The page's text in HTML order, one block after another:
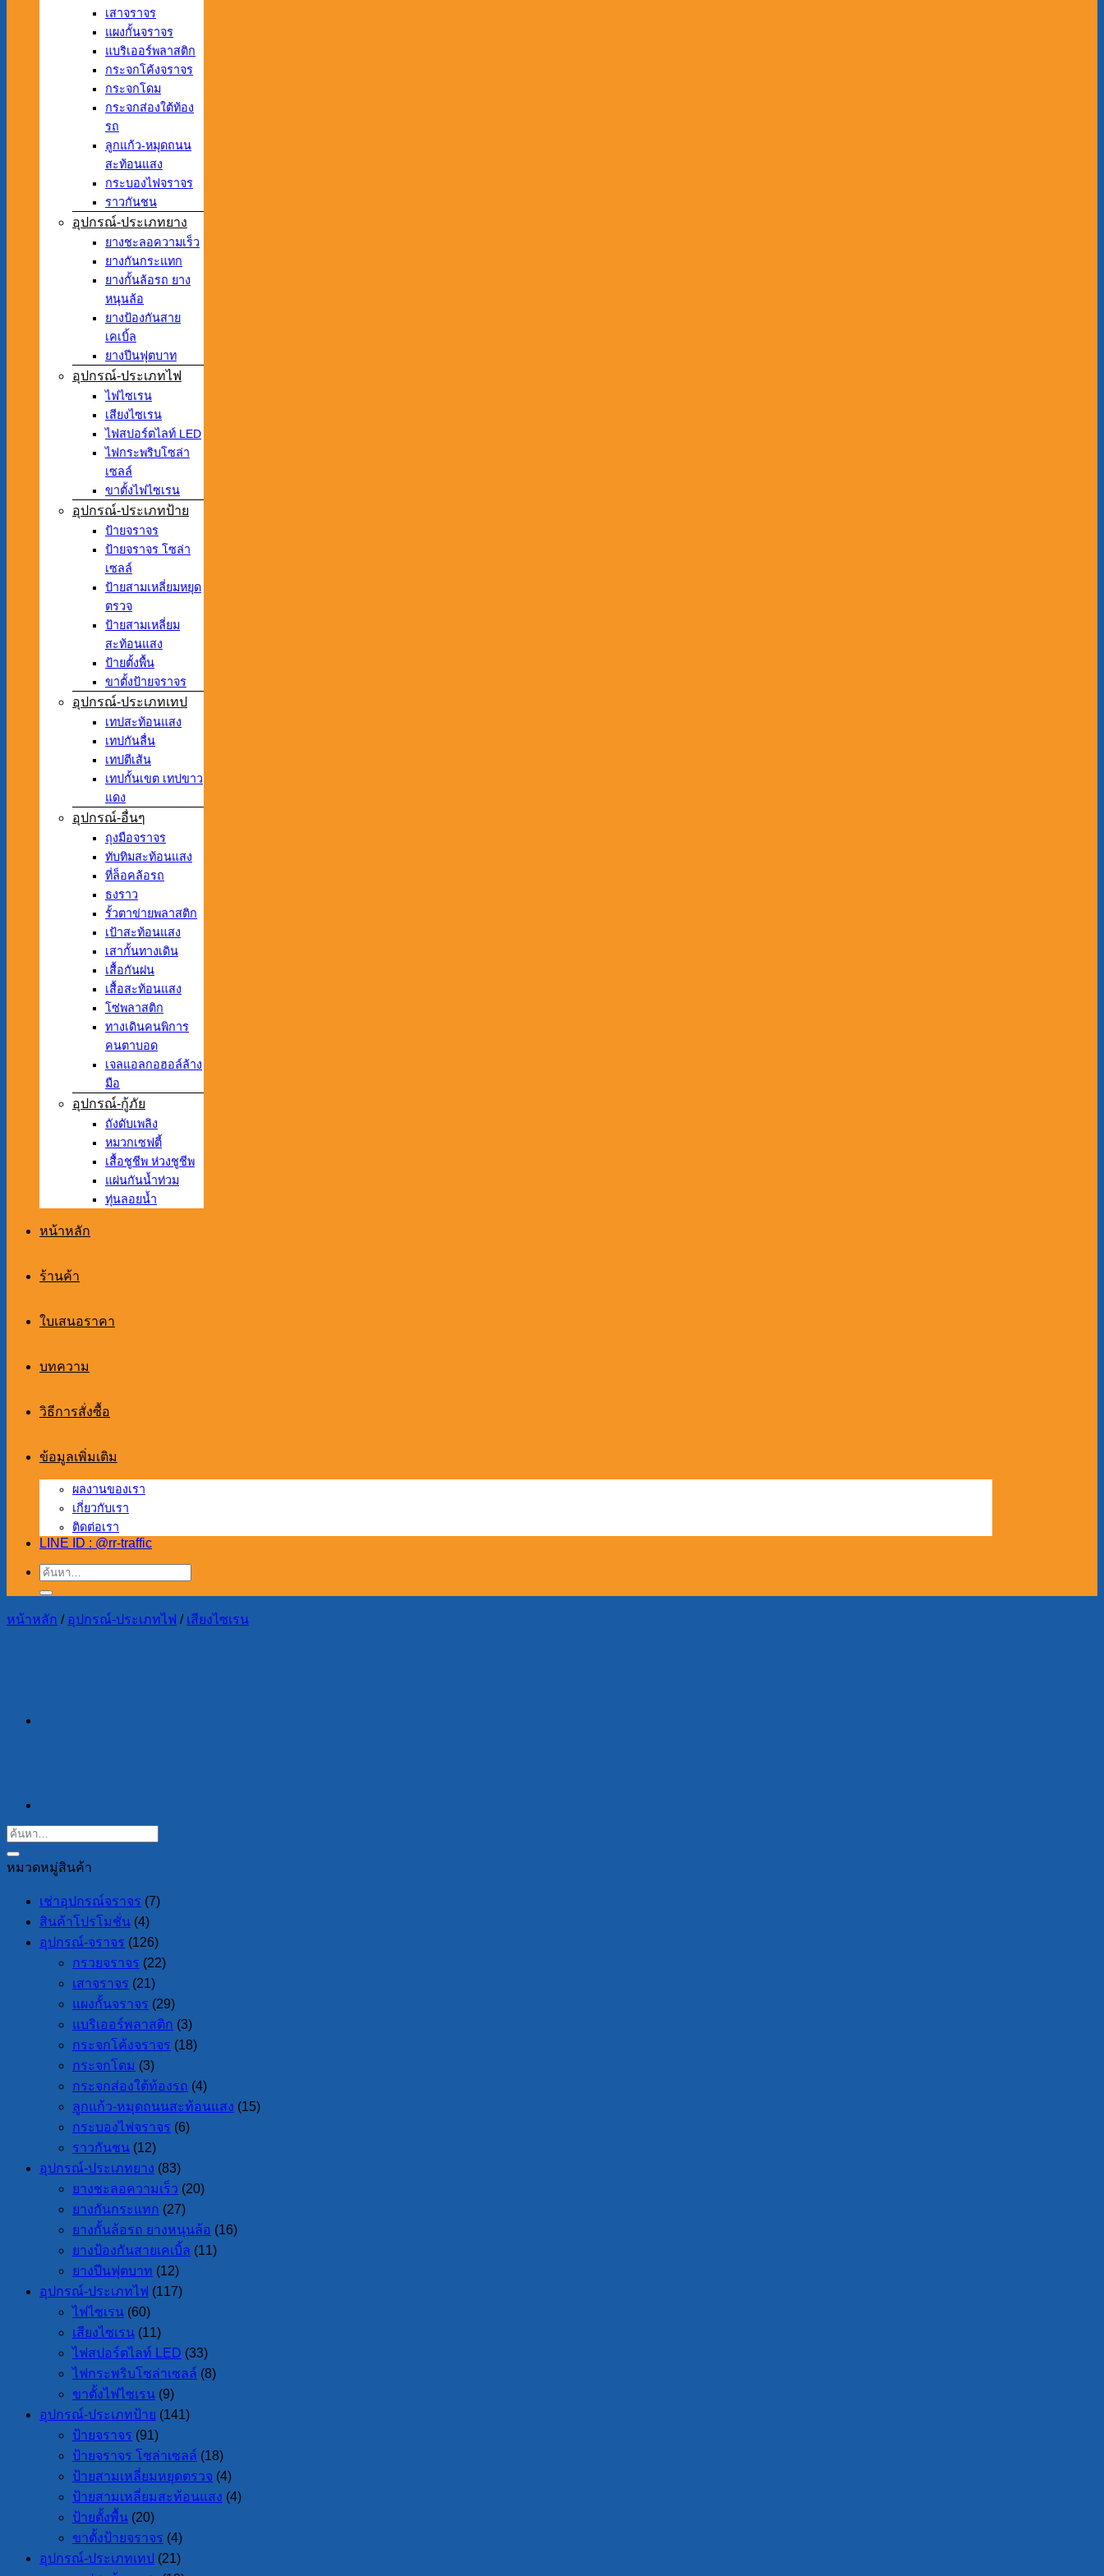
เสาจราจร
แผงกั้นจราจร
แบริเออร์พลาสติก
กระจกโค้งจราจร
กระจกโดม
กระจกส่องใต้ท้อง
รถ
ลูกแก้ว-หมุดถนน
สะท้อนแสง
กระบองไฟจราจร
ราวกันชน
อุปกรณ์-ประเภทยาง
ยางชะลอความเร็ว
ยางกันกระแทก
ยางกั้นล้อรถ ยาง
หนุนล้อ
ยางป้องกันสาย
เคเบิ้ล
ยางปีนฟุตบาท
อุปกรณ์-ประเภทไฟ
ไฟไซเรน
เสียงไซเรน
ไฟสปอร์ตไลท์ LED
ไฟกระพริบโซล่า
เซลล์
ขาตั้งไฟไซเรน
อุปกรณ์-ประเภทป้าย
ป้ายจราจร
ป้ายจราจร โซล่า
เซลล์
ป้ายสามเหลี่ยมหยุด
ตรวจ
ป้ายสามเหลี่ยม
สะท้อนแสง
ป้ายตั้งพื้น
ขาตั้งป้ายจราจร
อุปกรณ์-ประเภทเทป
เทปสะท้อนแสง
เทปกันลื่น
เทปตีเส้น
เทปกั้นเขต เทปขาว
แดง
อุปกรณ์-อื่นๆ
ถุงมือจราจร
ทับทิมสะท้อนแสง
ที่ล็อคล้อรถ
ธงราว
รั้วตาข่ายพลาสติก
เป้าสะท้อนแสง
เสากั้นทางเดิน
เสื้อกันฝน
เสื้อสะท้อนแสง
โซ่พลาสติก
ทางเดินคนพิการ
คนตาบอด
เจลแอลกอฮอล์ล้าง
มือ
อุปกรณ์-กู้ภัย
ถังดับเพลิง
หมวกเซฟตี้
เสื้อชูชีพ ห่วงชูชีพ
แผ่นกันน้ำท่วม
ทุ่นลอยน้ำ
หน้าหลัก
ร้านค้า
ใบเสนอราคา
บทความ
วิธีการสั่งซื้อ
ข้อมูลเพิ่มเติม
ผลงานของเรา
เกี่ยวกับเรา
ติดต่อเรา
LINE ID : @rr-traffic
ค้นหา:
หน้าหลัก / อุปกรณ์-ประเภทไฟ / เสียงไซเรน
หมวดหมู่สินค้า
เช่าอุปกรณ์จราจร (7)
สินค้าโปรโมชั่น (4)
อุปกรณ์-จราจร (126)
กรวยจราจร (22)
เสาจราจร (21)
แผงกั้นจราจร (29)
แบริเออร์พลาสติก (3)
กระจกโค้งจราจร (18)
กระจกโดม (3)
กระจกส่องใต้ท้องรถ (4)
ลูกแก้ว-หมุดถนนสะท้อนแสง (15)
กระบองไฟจราจร (6)
ราวกันชน (12)
อุปกรณ์-ประเภทยาง (83)
ยางชะลอความเร็ว (20)
ยางกันกระแทก (27)
ยางกั้นล้อรถ ยางหนุนล้อ (16)
ยางป้องกันสายเคเบิ้ล (11)
ยางปีนฟุตบาท (12)
อุปกรณ์-ประเภทไฟ (117)
ไฟไซเรน (60)
เสียงไซเรน (11)
ไฟสปอร์ตไลท์ LED (33)
ไฟกระพริบโซล่าเซลล์ (8)
ขาตั้งไฟไซเรน (9)
อุปกรณ์-ประเภทป้าย (141)
ป้ายจราจร (91)
ป้ายจราจร โซล่าเซลล์ (18)
ป้ายสามเหลี่ยมหยุดตรวจ (4)
ป้ายสามเหลี่ยมสะท้อนแสง (4)
ป้ายตั้งพื้น (20)
ขาตั้งป้ายจราจร (4)
อุปกรณ์-ประเภทเทป
(21)